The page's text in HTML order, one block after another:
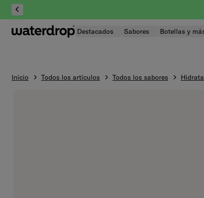
Saltar
al
contenido
Destacados Sabores Botellas y
Inicio Todos los artículos Todos los sabores